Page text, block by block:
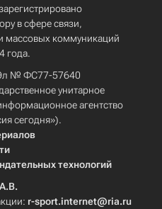
в сфере связи,
массовых коммуникаций
года.
Эл № ФС77-57640
унитарное
агентство
сегодня»).
технологий
r-sport.internet@ria.ru